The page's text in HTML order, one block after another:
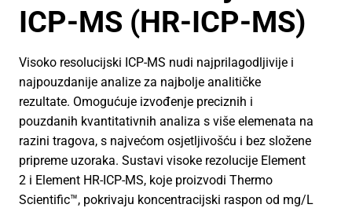
ICP-MS (HR-ICP-MS)
Visoko resolucijski ICP-MS nudi najprilagodljivije i
najpouzdanije analize za najbolje analitičke
rezultate. Omogućuje izvođenje preciznih i
pouzdanih kvantitativnih analiza s više elemenata na
razini tragova, s najvećom osjetljivošću i bez složene
pripreme uzoraka. Sustavi visoke rezolucije Element
2 i Element HR-ICP-MS, koje proizvodi Thermo
Scientific™, pokrivaju koncentracijski raspon od mg/L